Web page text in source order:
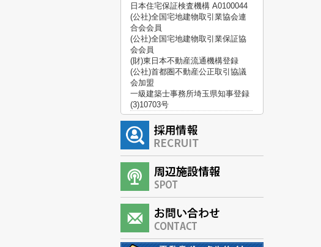
日本住宅保証検査機構 A0100044
(公社)全国宅地建物取引業協会連
合会会員
(公社)全国宅地建物取引業保証協
会会員
(財)東日本不動産流通機構登録
(公社)首都圏不動産公正取引協議
会加盟
一級建築士事務所埼玉県知事登録
(3)10703号